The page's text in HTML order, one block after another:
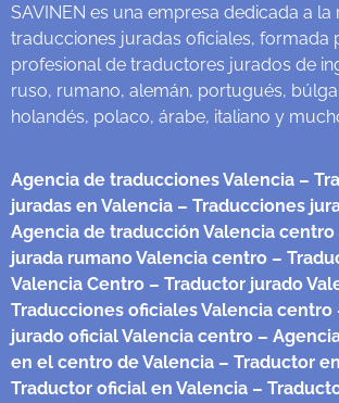
SAVINEN es una empresa dedicada a la
traducciones juradas oficiales, formada
profesional de traductores jurados de
ruso, rumano, alemán, portugués,
holandés, polaco, árabe, italiano y
Agencia de traducciones Valencia –
juradas en Valencia – Traducciones
Agencia de traducción Valencia centro
jurada rumano Valencia centro –
Valencia Centro – Traductor jurado
Traducciones oficiales Valencia centro
jurado oficial Valencia centro –
en el centro de Valencia – Traductor
Traductor oficial en Valencia –